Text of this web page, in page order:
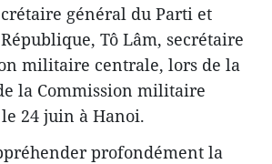
général du Parti et
Tô Lâm, secrétaire
militaire centrale, lors de la
la Commission militaire
24 juin à Hanoi.
profondément la